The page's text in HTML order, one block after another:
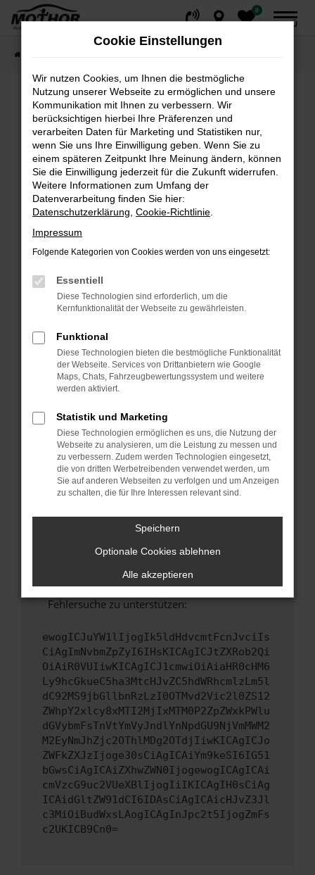
Zum
0
MENÜ
Fehler: Network Error
Beim Laden ist ein Fehler aufgetreten.
Hier sind ein paar Tipps, die dir helfen können:
Überprüfe deine Firewall und deine
Internetverbindung.
Suchmaschine?
Manche Erweiterungen, wie Werbeblocker,
können das Laden bestimmter Seiten
verhindern. Funktioniert die Seite in einem
Fenster?
Starte dein Gerät neu.
Das kann manchmal helfen, vorübergehende
Probleme zu beheben.
Stelle sicher, dass dein Browser und dein
Betriebssystem auf dem neuesten Stand
sind.
Veraltete Software birgt nicht nur ein
Sicherheitsrisiko, sondern kann auch dazu
führen, dass bestimmte Funktionen nicht mehr
Wende dich an den Webseitenbetreiber.
hast, kontaktiere uns bitte. Wir werden
versuchen, das Problem zu beheben. Du kannst
uns diesen Text schicken, um uns bei der
Fehlersuche zu unterstützen:
ewogICJuYW1lIjogIk5ldHdvcmtFcnJvciIs
CiAgImNvbmZpZyI6IHsKICAgICJtZXRob2Qi
OiAiR0VUIiwKICAgICJ1cmwiOiAiaHR0cHM6
Ly9hcGkueC5ha3MtcHJvZC5hdWRhcmlzLm5l
dC92MS9jbGllbnRzLzI0OTMvd2Vic2l0ZS12
ZWhpY2xlcy8xMTI2MjIxMTM0P2ZpZWxkPWlu
dGVybmFsTnVtYmVyJndlYnNpdGU9NjVmMWM2
M2EyNmJhZjc2OThlMDg2OTdjIiwKICAgICJo
ZWFkZXJzIjoge30sCiAgICAiYm9keSI6IG51
bGwsCiAgICAiZXhwZWN0IjogewogICAgICAi
cmVzcG9uc2VUeXBlIjogIiIKICAgIH0sCiAg
ICAidGltZW91dCI6IDAsCiAgICAicHJvZ3Jl
c3MiOiBudWxsLAogICAgInJpc2t5IjogZmFs
c2UKICB9Cn0=
Cookie Einstellungen
Wir nutzen Cookies, um Ihnen die bestmögliche
Nutzung unserer Webseite zu ermöglichen und unsere
Kommunikation mit Ihnen zu verbessern. Wir
berücksichtigen hierbei Ihre Präferenzen und
verarbeiten Daten für Marketing und Statistiken nur,
wenn Sie uns Ihre Einwilligung geben. Wenn Sie zu
einem späteren Zeitpunkt Ihre Meinung ändern, können
Sie die Einwilligung jederzeit für die Zukunft widerrufen.
Weitere Informationen zum Umfang der
Datenverarbeitung finden Sie hier:
Datenschutzerklärung Cookie-Richtlinie
Impressum
Folgende Kategorien von Cookies werden von uns eingesetzt:
Essentiell
Diese Technologien sind erforderlich, um die
Kernfunktionalität der Webseite zu gewährleisten.
Funktional
Diese Technologien bieten die bestmögliche Funktionalität
der Webseite. Services von Drittanbietern wie Google
Maps, Chats, Fahrzeugbewertungssystem und weitere
werden aktiviert.
Statistik und Marketing
Diese Technologien ermöglichen es uns, die Nutzung der
Webseite zu analysieren, um die Leistung zu messen und
zu verbessern. Zudem werden Technologien eingesetzt,
die von dritten Werbetreibenden verwendet werden, um
Sie auf anderen Webseiten zu verfolgen und um Anzeigen
zu schalten, die für Ihre Interessen relevant sind.
Speichern
Optionale Cookies ablehnen
Alle akzeptieren